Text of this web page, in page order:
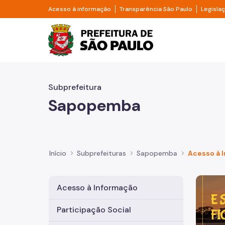
Pular para o Conteúdo principal
Acesso à informação Divisor de acesso à informação
Transparência São Paulo Divisor
Prefeitura de São
Subprefeitura
Sapopemba
Início Subprefeituras Sapopemba Acesso à
Acesso à Informação
Participação Social